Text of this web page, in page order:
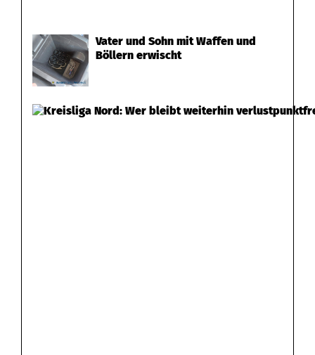
Vater und Sohn mit Waffen und
Böllern erwischt